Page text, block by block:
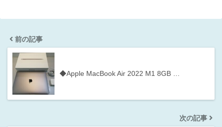
前の記事
◆Apple MacBook Air 2022 M1 8GB …
次の記事